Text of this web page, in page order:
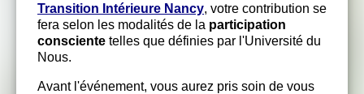
Transition Intérieure Nancy, votre contribution se
fera selon les modalités de la participation
consciente telles que définies par l'Université du
Nous.
Avant l'événement, vous aurez pris soin de vous